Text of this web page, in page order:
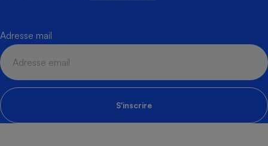
Adresse mail
S'inscrire